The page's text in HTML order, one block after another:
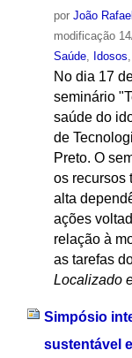
por João Rafael
modificação
Saúde, Idosos
No dia 17
seminário
saúde do
de
Preto. O
os recursos
alta
ações
relação à
as tarefas
Localizado
Simpósio
sustentável